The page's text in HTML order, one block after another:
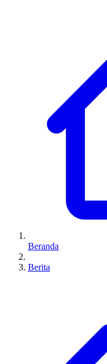
Beranda
Berita